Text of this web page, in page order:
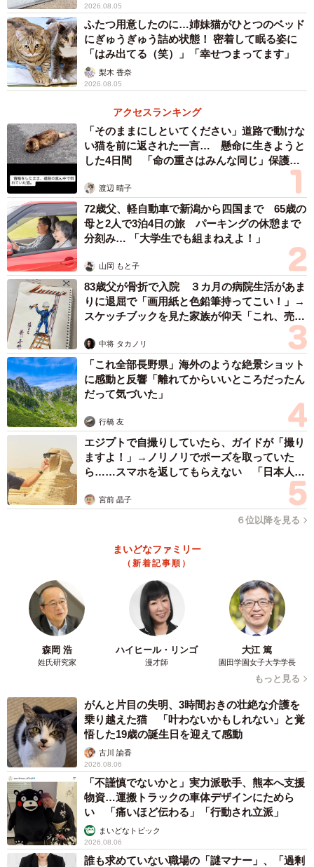
2026.08.05
ふたつ用意したのに…姉妹猫がひとつのベッド
にぎゅうぎゅう詰め状態！ 密着して眠る姿に
「はみ出てる（笑）」「幸せつまってます」
梨木 香奈
2026.08.05
アクセスランキング
「そのままにしといてください」道路で動けな
い猫を前に返された一言… 懸命に生きようと
した4日間 「命の重さはみんな同じ」保護団
渡辺 晴子
72歳父、軽自動車で新潟から四国まで 65歳の
母と2人で3泊4日の旅 パーキングの休憩まで
分刻み… 「大学生でも組まねえよ！」
山岡 もと子
83歳父が骨折で入院 ３カ月の病院生活があま
りに退屈で「画用紙と色鉛筆持ってこい！」→
スケッチブックを見た家族が仰天「これ、売れ
中将 タカノリ
「これ全部長野県」海外のような絶景ショット
に感動と反響「離れてからいいところだったん
だって気づいた」
行橋 友
エジプトで自撮りしていたら、ガイドが「撮り
ますよ！」→ノリノリでポーズを取っていた
ら……スマホを返してもらえない 「日本人は
カモ代表かも」「私は6時間で3万円払った」
宮前 晶子
６位以降を見る
まいどなファミリー
（新着記事順）
森岡 浩
姓氏研究家
ハイヒール・リンゴ
漫才師
大江 篤
園田学園女子大学学長
もっと見る
がんと片目の失明、3時間おきの壮絶な介護を
乗り越えた猫 「叶わないかもしれない」と覚
悟した19歳の誕生日を迎えて感動
古川 諭香
2026.08.06
「不謹慎でないかと」実力派歌手、熊本へ支援
物資…運搬トラックの車体デザインにためら
い 「痛いほど伝わる」「行動され立派」
まいどなトピック
2026.08.06
誰も求めていない職場の「謎マナー」、「過剰